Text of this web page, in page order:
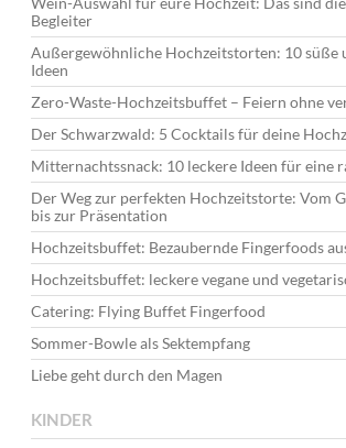
Begleiter
Außergewöhnliche Hochzeitstorten: 10 süße
Ideen
Zero-Waste-Hochzeitsbuffet – Feiern ohne
Der Schwarzwald: 5 Cocktails für deine
Mitternachtssnack: 10 leckere Ideen für eine
Der Weg zur perfekten Hochzeitstorte: Vom
bis zur Präsentation
Hochzeitsbuffet: Bezaubernde Fingerfoods
Hochzeitsbuffet: leckere vegane und
Catering: Flying Buffet Fingerfood
Sommer-Bowle als Sektempfang
Liebe geht durch den Magen
KINDER